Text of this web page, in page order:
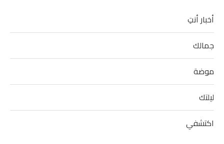
أخبار أنتِ
جمالك
موضة
ليلتك
اكتشفي